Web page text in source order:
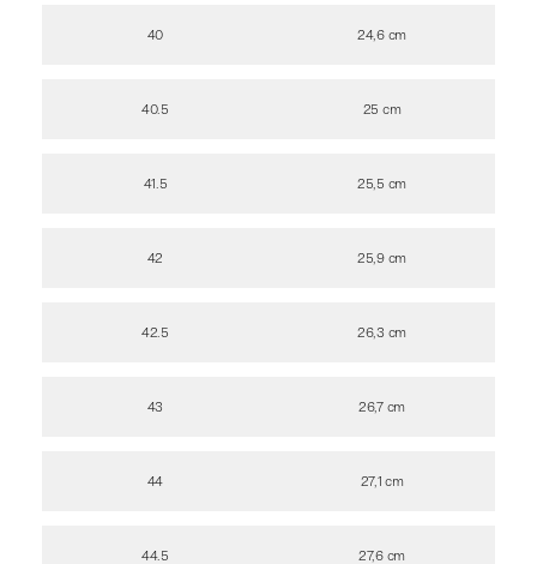
40
40.5
41.5
42
42.5
43
44
44.5
24,6 cm
25 cm
25,5 cm
25,9 cm
26,3 cm
26,7 cm
27,1 cm
27,6 cm